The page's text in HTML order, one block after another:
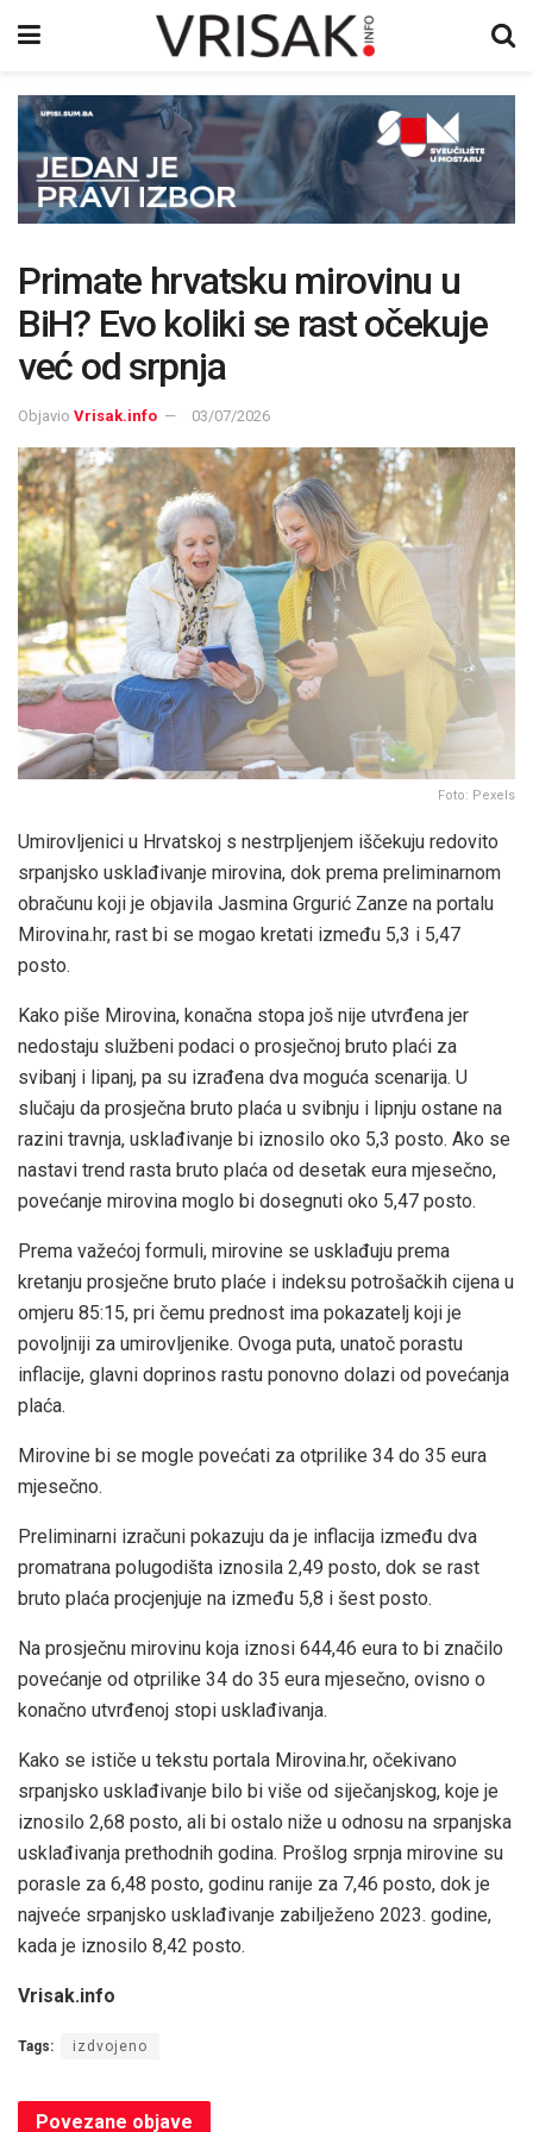
Primate hrvatsku mirovinu u
BiH? Evo koliki se rast očekuje
već od srpnja
Objavio Vrisak.info 03/07/2026
Foto: Pexels
Umirovljenici u Hrvatskoj s nestrpljenjem iščekuju redovito
srpanjsko usklađivanje mirovina, dok prema preliminarnom
obračunu koji je objavila Jasmina Grgurić Zanze na portalu
Mirovina.hr, rast bi se mogao kretati između 5,3 i 5,47
posto.
Kako piše Mirovina, konačna stopa još nije utvrđena jer
nedostaju službeni podaci o prosječnoj bruto plaći za
svibanj i lipanj, pa su izrađena dva moguća scenarija. U
slučaju da prosječna bruto plaća u svibnju i lipnju ostane na
razini travnja, usklađivanje bi iznosilo oko 5,3 posto. Ako se
nastavi trend rasta bruto plaća od desetak eura mjesečno,
povećanje mirovina moglo bi dosegnuti oko 5,47 posto.
Prema važećoj formuli, mirovine se usklađuju prema
kretanju prosječne bruto plaće i indeksu potrošačkih cijena u
omjeru 85:15, pri čemu prednost ima pokazatelj koji je
povoljniji za umirovljenike. Ovoga puta, unatoč porastu
inflacije, glavni doprinos rastu ponovno dolazi od povećanja
plaća.
Mirovine bi se mogle povećati za otprilike 34 do 35 eura
mjesečno.
Preliminarni izračuni pokazuju da je inflacija između dva
promatrana polugodišta iznosila 2,49 posto, dok se rast
bruto plaća procjenjuje na između 5,8 i šest posto.
Na prosječnu mirovinu koja iznosi 644,46 eura to bi značilo
povećanje od otprilike 34 do 35 eura mjesečno, ovisno o
konačno utvrđenoj stopi usklađivanja.
Kako se ističe u tekstu portala Mirovina.hr, očekivano
srpanjsko usklađivanje bilo bi više od siječanjskog, koje je
iznosilo 2,68 posto, ali bi ostalo niže u odnosu na srpanjska
usklađivanja prethodnih godina. Prošlog srpnja mirovine su
porasle za 6,48 posto, godinu ranije za 7,46 posto, dok je
najveće srpanjsko usklađivanje zabilježeno 2023. godine,
kada je iznosilo 8,42 posto.
Vrisak.info
Tags: izdvojeno
Povezane objave